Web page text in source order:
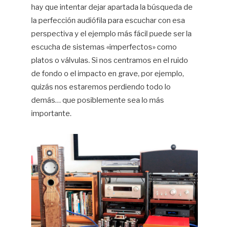
hay que intentar dejar apartada la búsqueda de
la perfección audiófila para escuchar con esa
perspectiva y el ejemplo más fácil puede ser la
escucha de sistemas «imperfectos» como
platos o válvulas. Si nos centramos en el ruido
de fondo o el impacto en grave, por ejemplo,
quizás nos estaremos perdiendo todo lo
demás… que posiblemente sea lo más
importante.